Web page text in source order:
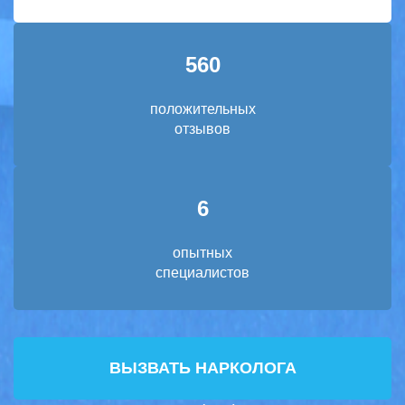
560
положительных
отзывов
6
опытных
специалистов
ВЫЗВАТЬ НАРКОЛОГА